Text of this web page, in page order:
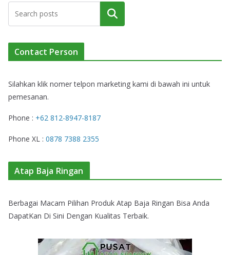
Cari
Contact Person
Silahkan klik nomer telpon marketing kami di bawah ini untuk
pemesanan.
Phone : +62 812-8947-8187
Phone XL : 0878 7388 2355
Atap Baja Ringan
Berbagai Macam Pilihan Produk Atap Baja Ringan Bisa Anda
DapatKan Di Sini Dengan Kualitas Terbaik.